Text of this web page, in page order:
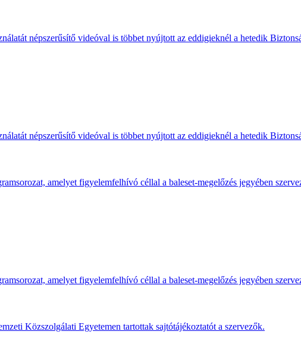
népszerűsítő videóval is többet nyújtott az eddigieknél a hetedik
népszerűsítő videóval is többet nyújtott az eddigieknél a hetedik
amelyet figyelemfelhívó céllal a baleset-megelőzés jegyében
amelyet figyelemfelhívó céllal a baleset-megelőzés jegyében
Közszolgálati Egyetemen tartottak sajtótájékoztatót a szervezők.